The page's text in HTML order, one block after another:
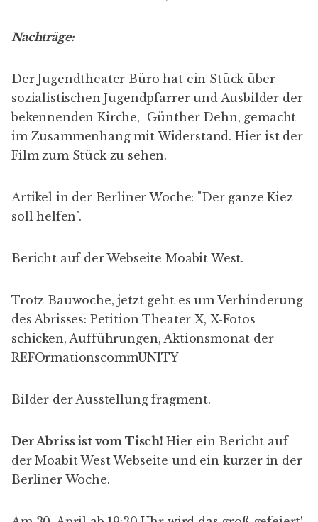
Nachträge:
Der Jugendtheater Büro hat ein Stück über
sozialistischen Jugendpfarrer und Ausbilder der
bekennenden Kirche, Günther Dehn, gemacht
im Zusammenhang mit Widerstand. Hier ist der
Film zum Stückzu sehen.
Artikel in der Berliner Woche: "Der ganze Kiez
soll helfen".
Bericht auf derWebseite Moabit West.
Trotz Bauwoche, jetzt geht es um Verhinderung
des Abrisses: Petition Theater X, X-Fotos
schicken, Aufführungen, Aktionsmonat der
REFOrmationscommUNITY
Bilder der Ausstellungfragment.
Der Abriss ist vom Tisch! Hier ein Bericht auf
der Moabit West Webseite und ein kurzer in der
Berliner Woche.